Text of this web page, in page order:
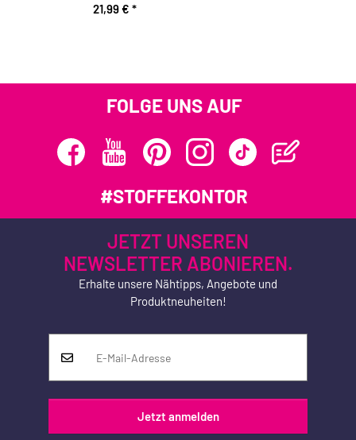
21,99 € *
FOLGE UNS AUF
#STOFFEKONTOR
JETZT UNSEREN
NEWSLETTER ABONIEREN.
Erhalte unsere Nähtipps, Angebote und
Produktneuheiten!
Jetzt anmelden